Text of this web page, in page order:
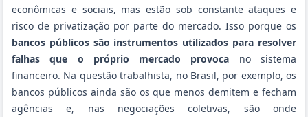
econômicas e sociais, mas estão sob constante ataques e
risco de privatização por parte do mercado. Isso porque os
bancos públicos são instrumentos utilizados para resolver
falhas que o próprio mercado provoca no sistema
financeiro. Na questão trabalhista, no Brasil, por exemplo, os
bancos públicos ainda são os que menos demitem e fecham
agências e, nas negociações coletivas, são onde